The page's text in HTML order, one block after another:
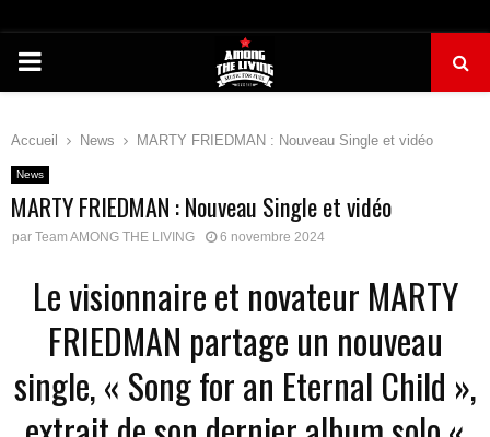
PRIMARY
Accueil News MARTY FRIEDMAN : Nouveau Single et vidéo
News
MARTY FRIEDMAN : Nouveau Single et vidéo
par Team AMONG THE LIVING 6 novembre 2024
Le visionnaire et novateur MARTY
FRIEDMAN partage un nouveau
single, « Song for an Eternal Child »,